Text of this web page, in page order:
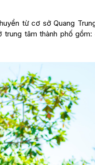
từ cơ sở Quang
tâm thành phố gồm: